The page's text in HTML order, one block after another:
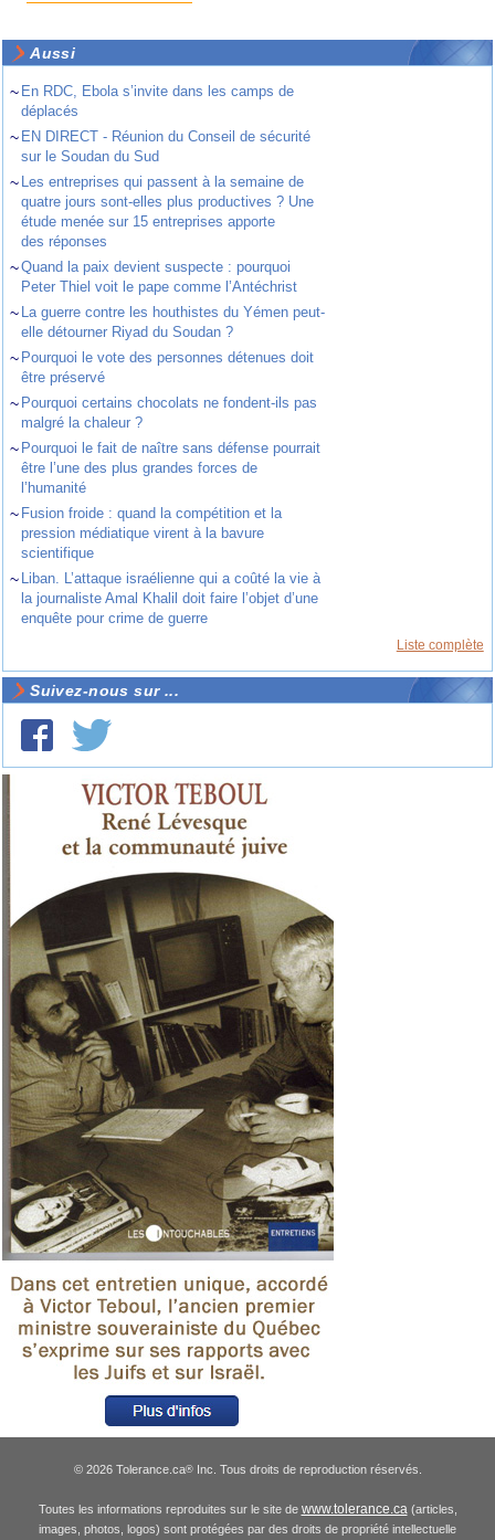
Aussi
~ En RDC, Ebola s’invite dans les camps de
déplacés
~ EN DIRECT - Réunion du Conseil de sécurité
sur le Soudan du Sud
~ Les entreprises qui passent à la semaine de
quatre jours sont-elles plus productives ? Une
étude menée sur 15 entreprises apporte
des réponses
~Quand la paix devient suspecte : pourquoi
Peter Thiel voit le pape comme l’Antéchrist
~ La guerre contre les houthistes du Yémen peut-
elle détourner Riyad du Soudan ?
~ Pourquoi le vote des personnes détenues doit
être préservé
~ Pourquoi certains chocolats ne fondent-ils pas
malgré la chaleur ?
~ Pourquoi le fait de naître sans défense pourrait
être l’une des plus grandes forces de
l’humanité
~ Fusion froide : quand la compétition et la
pression médiatique virent à la bavure
scientifique
~ Liban. L’attaque israélienne qui a coûté la vie à
la journaliste Amal Khalil doit faire l’objet d’une
enquête pour crime de guerre
Liste complète
Suivez-nous sur ...
© 2026 Tolerance.ca®Inc. Tous droits de reproduction réservés.
Toutes les informations reproduites sur le site de www.tolerance.ca(articles,
images, photos, logos) sont protégées par des droits de propriété intellectuelle